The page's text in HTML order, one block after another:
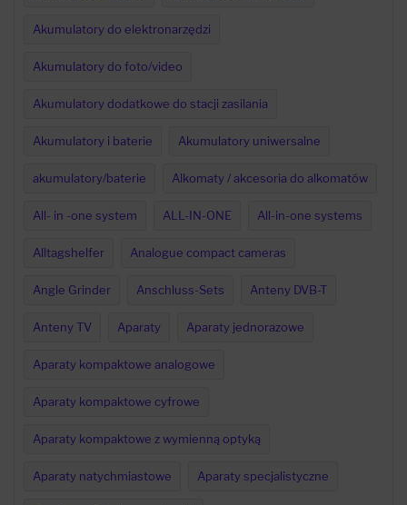
Akumulatory do elektronarzędzi
Akumulatory do foto/video
Akumulatory dodatkowe do stacji zasilania
Akumulatory i baterie Akumulatory uniwersalne
akumulatory/baterie Alkomaty / akcesoria do alkomatów
All- in -one system ALL-IN-ONE All-in-one systems
Alltagshelfer Analogue compact cameras
Angle Grinder Anschluss-Sets Anteny DVB-T
Anteny TV Aparaty Aparaty jednorazowe
Aparaty kompaktowe analogowe
Aparaty kompaktowe cyfrowe
Aparaty kompaktowe z wymienną optyką
Aparaty natychmiastowe Aparaty specjalistyczne